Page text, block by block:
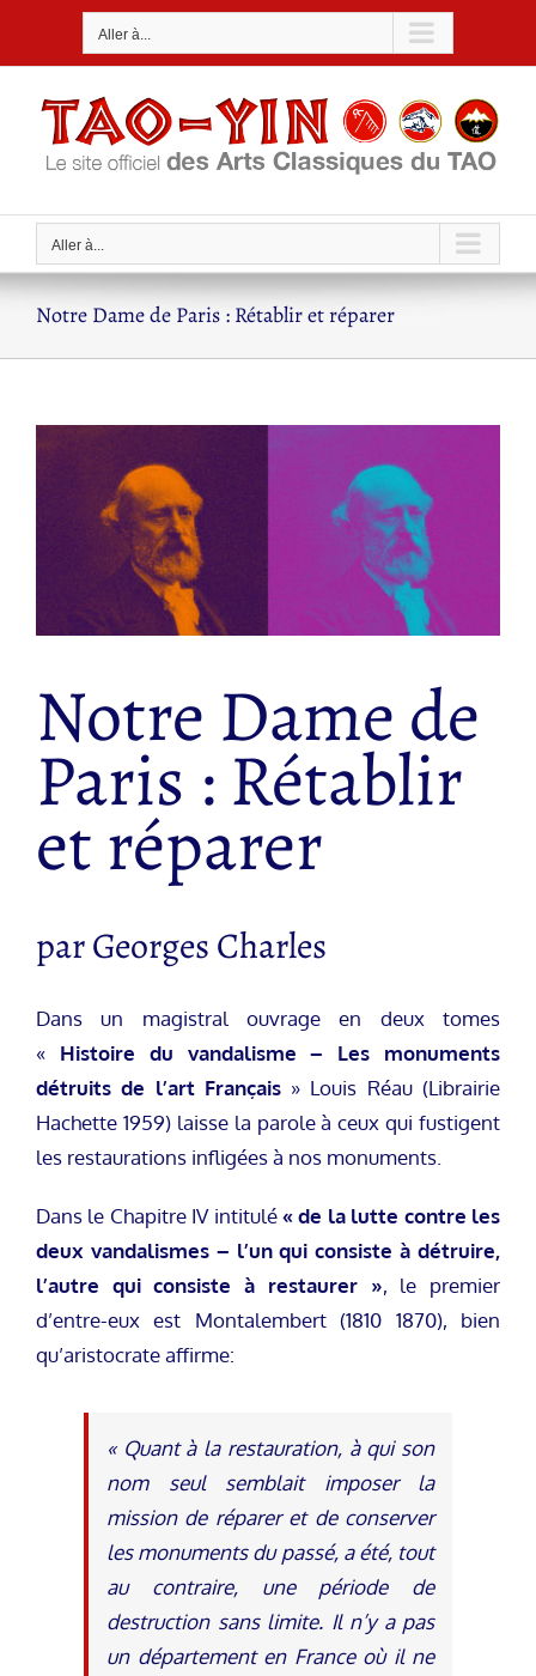
Aller à...
Aller à...
Notre Dame de Paris : Rétablir et réparer
agrandie
Notre Dame de
Paris : Rétablir
et réparer
par Georges Charles
Dans un magistral ouvrage en deux tomes
« Histoire du vandalisme – Les monuments
détruits de l’art Français» Louis Réau (Librairie
Hachette 1959) laisse la parole à ceux qui fustigent
les restaurations infligées à nos monuments.
Dans le Chapitre IV intitulé« de la lutte contre les
deux vandalismes – l’un qui consiste à détruire,
l’autre qui consiste à restaurer », le premier
d’entre-eux est Montalembert (1810 1870), bien
qu’aristocrate affirme:
« Quant à la restauration, à qui son
nom seul semblait imposer la
mission de réparer et de conserver
les monuments du passé, a été, tout
au contraire, une période de
destruction sans limite. Il n’y a pas
un département en France où il ne